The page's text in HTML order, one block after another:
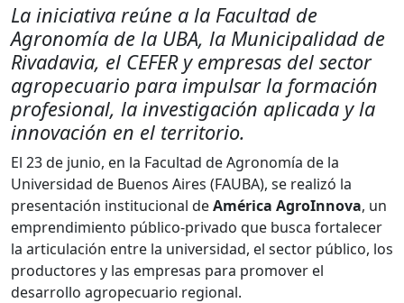
La iniciativa reúne a la Facultad de
Agronomía de la UBA, la Municipalidad de
Rivadavia, el CEFER y empresas del sector
agropecuario para impulsar la formación
profesional, la investigación aplicada y la
innovación en el territorio.
El 23 de junio, en la Facultad de Agronomía de la
Universidad de Buenos Aires (FAUBA), se realizó la
presentación institucional deAmérica AgroInnova, un
emprendimiento público-privado que busca fortalecer
la articulación entre la universidad, el sector público, los
productores y las empresas para promover el
desarrollo agropecuario regional.